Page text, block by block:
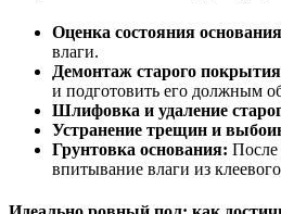
Оценка состояния
влаги.
Демонтаж старого
и подготовить его должным
Шлифовка и удаление
Устранение трещин и
Грунтовка основания: После
впитывание влаги из клеевого